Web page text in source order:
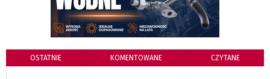
OSTATNIE KOMENTOWANE CZYTANE